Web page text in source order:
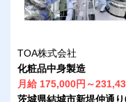
TOA株式会社
化粧品中身製造
月給 175,000円～
茨城県結城市新堤仲通